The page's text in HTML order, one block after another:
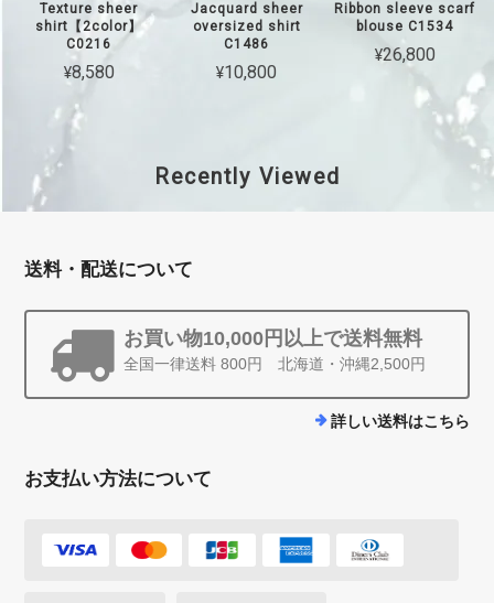
Texture sheer
shirt【2color】
C0216
¥8,580
Jacquard sheer
oversized shirt
C1486
¥10,800
Ribbon sleeve scarf
blouse C1534
¥26,800
Recently Viewed
送料・配送について
お買い物10,000円以上で送料無料
全国一律送料 800円 北海道・沖縄2,500円
詳しい送料はこちら
お支払い方法について